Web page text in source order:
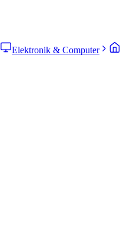
Elektronik & Computer